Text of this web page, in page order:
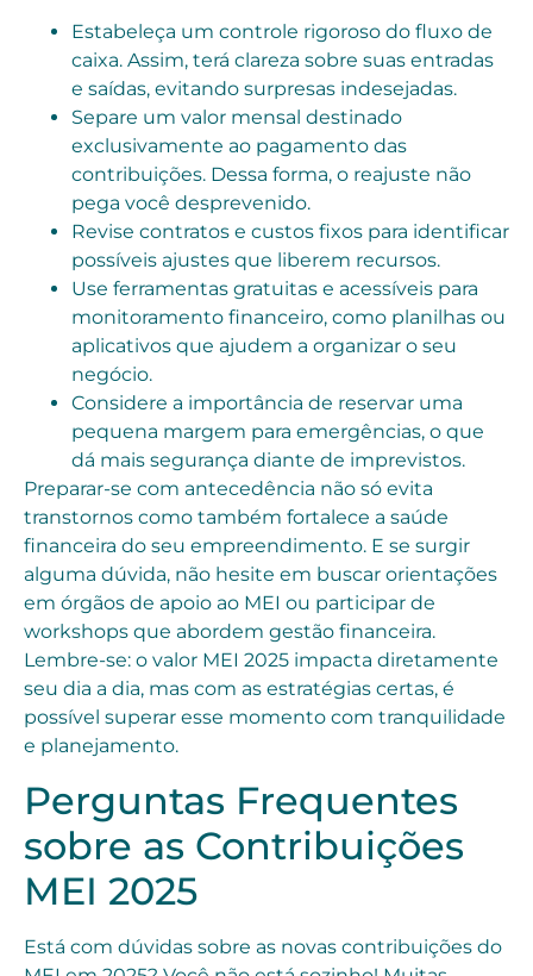
Estabeleça um controle rigoroso do fluxo de
caixa. Assim, terá clareza sobre suas entradas
e saídas, evitando surpresas indesejadas.
Separe um valor mensal destinado
exclusivamente ao pagamento das
contribuições. Dessa forma, o reajuste não
pega você desprevenido.
Revise contratos e custos fixos para identificar
possíveis ajustes que liberem recursos.
Use ferramentas gratuitas e acessíveis para
monitoramento financeiro, como planilhas ou
aplicativos que ajudem a organizar o seu
negócio.
Considere a importância de reservar uma
pequena margem para emergências, o que
dá mais segurança diante de imprevistos.
Preparar-se com antecedência não só evita
transtornos como também fortalece a saúde
financeira do seu empreendimento. E se surgir
alguma dúvida, não hesite em buscar orientações
em órgãos de apoio ao MEI ou participar de
workshops que abordem gestão financeira.
Lembre-se: o valor MEI 2025 impacta diretamente
seu dia a dia, mas com as estratégias certas, é
possível superar esse momento com tranquilidade
e planejamento.
Perguntas Frequentes
sobre as Contribuições
MEI 2025
Está com dúvidas sobre as novas contribuições do